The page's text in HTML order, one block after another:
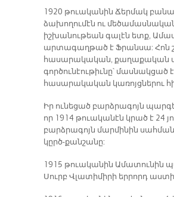
1920 թուականին Ճերմակ
ձախողումէն ու
իշխանութեան գալէն ետք,
արտագաղթած է Ֆրանսա: Հոն
հասարակական, քաղաքական
գործունէութիւնը՝ մասնակցած
հասարակական կառոյցներու
Իր ունեցած բարձրագոյն
որ 1914 թուականէն կրած է 24
բարձրագոյն մարմինին
կըրծ-քանշանը:
1915 թուականին Ամատունին
Սուրբ Վլատիմիրի երրորդ